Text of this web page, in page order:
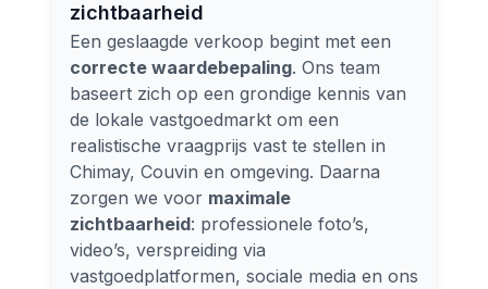
zichtbaarheid
Een geslaagde verkoop begint met een
correcte waardebepaling. Ons team
baseert zich op een grondige kennis van
de lokale vastgoedmarkt om een
realistische vraagprijs vast te stellen in
Chimay, Couvin en omgeving. Daarna
zorgen we voor maximale
zichtbaarheid: professionele foto’s,
video’s, verspreiding via
vastgoedplatformen, sociale media en ons